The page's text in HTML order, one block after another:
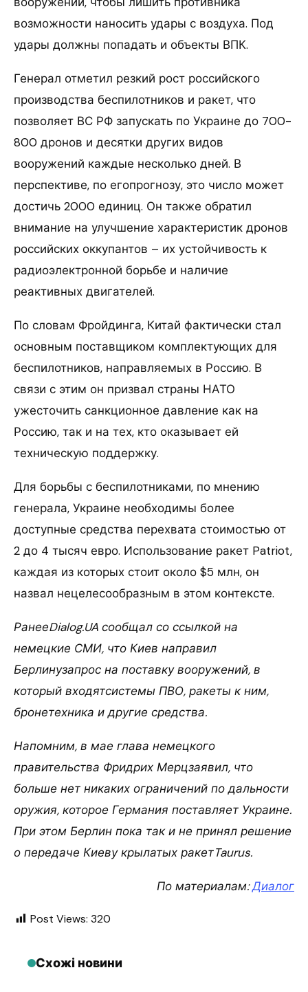
возможности наносить удары с воздуха. Под
удары должны попадать и объекты ВПК.
Генерал отметил резкий рост российского
производства беспилотников и ракет, что
позволяет ВС РФ запускать по Украине до 700-
800 дронов и десятки других видов
вооружений каждые несколько дней. В
перспективе, по егопрогнозу, это число может
достичь 2000 единиц. Он также обратил
внимание на улучшение характеристик дронов
российских оккупантов – их устойчивость к
радиоэлектронной борьбе и наличие
реактивных двигателей.
По словам Фройдинга, Китай фактически стал
основным поставщиком комплектующих для
беспилотников, направляемых в Россию. В
связи с этим он призвал страны НАТО
ужесточить санкционное давление как на
Россию, так и на тех, кто оказывает ей
техническую поддержку.
Для борьбы с беспилотниками, по мнению
генерала, Украине необходимы более
доступные средства перехвата стоимостью от
2 до 4 тысяч евро. Использование ракет Patriot,
каждая из которых стоит около $5 млн, он
назвал нецелесообразным в этом контексте.
РанееDialog.UA сообщал со ссылкой на
немецкие СМИ, что Киев направил
Берлинузапрос на поставку вооружений, в
который входятсистемы ПВО, ракеты к ним,
бронетехника и другие средства.
Напомним, в мае глава немецкого
правительства Фридрих Мерцзаявил, что
больше нет никаких ограничений по дальности
оружия, которое Германия поставляет Украине.
При этом Берлин пока так и не принял решение
о передаче Киеву крылатых ракетTaurus.
По материалам:Диалог
Post Views: 320
Схожі новини